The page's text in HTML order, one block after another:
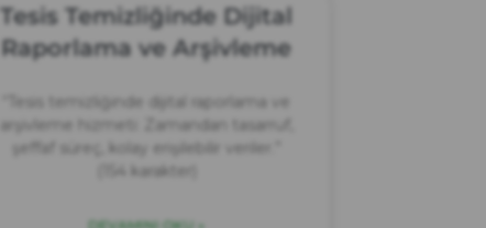
Tesis Temizliğinde Dijital
Raporlama ve Arşivleme
“Tesis temizliğinde dijital raporlama ve
arşivleme hizmeti: Zamandan tasarruf,
şeffaf süreç, kolay erişilebilir veriler.”
(154 karakter)